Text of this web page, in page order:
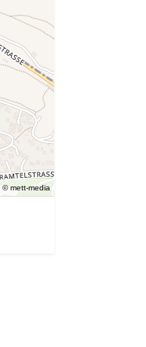
© mett-media